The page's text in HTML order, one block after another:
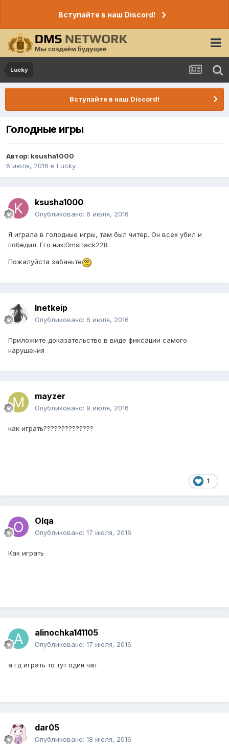
Вступайте в наш Discord!
Lucky
Вступайте в наш Discord!
Голодные игры
Автор: ksusha1000
6 июля, 2016 в Lucky
ksusha1000
Опубликовано: 6 июля, 2016
Я играла в голодные игры, там был читер. Он всех убил и
победил. Его ник:DmsHack228
Пожалуйста забаньте
lnetkeip
Опубликовано: 6 июля, 2016
Приложите доказательство в виде фиксации самого
нарушения
mayzer
Опубликовано: 9 июля, 2016
как играть??????????????
1
Olqa
Опубликовано: 17 июля, 2016
Как играть
alinochka141105
Опубликовано: 17 июля, 2016
а гд играть то тут один чат
dar05
Опубликовано: 18 июля, 2016